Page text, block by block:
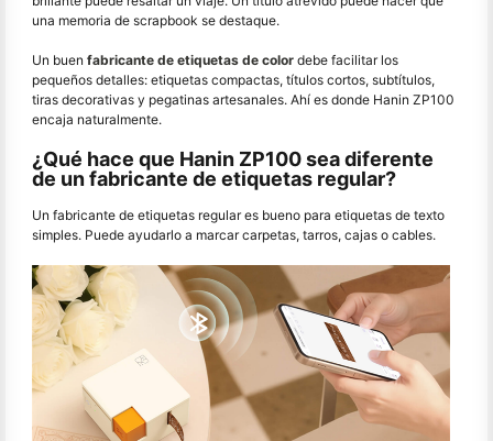
una memoria de scrapbook se destaque.
Un buen fabricante de etiquetas de color debe facilitar los
pequeños detalles: etiquetas compactas, títulos cortos, subtítulos,
tiras decorativas y pegatinas artesanales. Ahí es donde Hanin ZP100
encaja naturalmente.
¿Qué hace que Hanin ZP100 sea diferente
de un fabricante de etiquetas regular?
Un fabricante de etiquetas regular es bueno para etiquetas de texto
simples. Puede ayudarlo a marcar carpetas, tarros, cajas o cables.